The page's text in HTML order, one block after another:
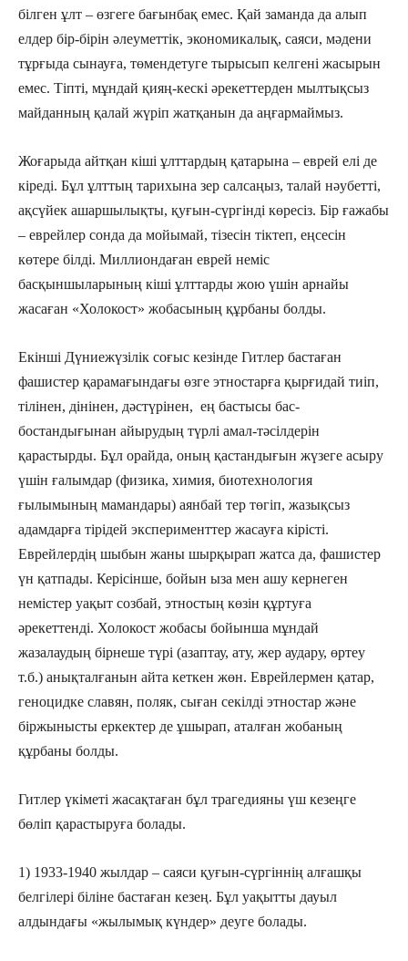
білген ұлт – өзгеге бағынбақ емес. Қай заманда да алып
елдер бір-бірін әлеуметтік, экономикалық, саяси, мәдени
тұрғыда сынауға, төмендетуге тырысып келгені жасырын
емес. Тіпті, мұндай қияң-кескі әрекеттерден мылтықсыз
майданның қалай жүріп жатқанын да аңғармаймыз.
Жоғарыда айтқан кіші ұлттардың қатарына – еврей елі де
кіреді. Бұл ұлттың тарихына зер салсаңыз, талай нәубетті,
ақсүйек ашаршылықты, қуғын-сүргінді көресіз. Бір ғажабы
– еврейлер сонда да мойымай, тізесін тіктеп, еңсесін
көтере білді. Миллиондаған еврей неміс
басқыншыларының кіші ұлттарды жою үшін арнайы
жасаған «Холокост» жобасының құрбаны болды.
Екінші Дүниежүзілік соғыс кезінде Гитлер бастаған
фашистер қарамағындағы өзге этностарға қырғидай тиіп,
тілінен, дінінен, дәстүрінен, ең бастысы бас-
бостандығынан айырудың түрлі амал-тәсілдерін
қарастырды. Бұл орайда, оның қастандығын жүзеге асыру
үшін ғалымдар (физика, химия, биотехнология
ғылымының мамандары) аянбай тер төгіп, жазықсыз
адамдарға тірідей эксперименттер жасауға кірісті.
Еврейлердің шыбын жаны шырқырап жатса да, фашистер
үн қатпады. Керісінше, бойын ыза мен ашу кернеген
немістер уақыт созбай, этностың көзін құртуға
әрекеттенді. Холокост жобасы бойынша мұндай
жазалаудың бірнеше түрі (азаптау, ату, жер аудару, өртеу
т.б.) анықталғанын айта кеткен жөн. Еврейлермен қатар,
геноцидке славян, поляк, сыған секілді этностар және
біржынысты еркектер де ұшырап, аталған жобаның
құрбаны болды.
Гитлер үкіметі жасақтаған бұл трагедияны үш кезеңге
бөліп қарастыруға болады.
1) 1933-1940 жылдар – саяси қуғын-сүргіннің алғашқы
белгілері біліне бастаған кезең. Бұл уақытты дауыл
алдындағы «жылымық күндер» деуге болады.